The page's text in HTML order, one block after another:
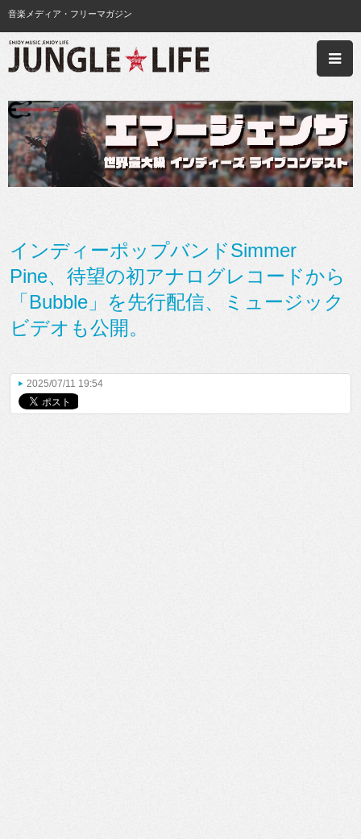
音楽メディア・フリーマガジン
インディーポップバンドSimmer
Pine、待望の初アナログレコードから
「Bubble」を先行配信、ミュージック
ビデオも公開。
2025/07/11 19:54